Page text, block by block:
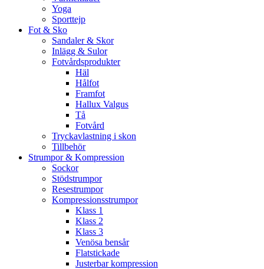
Yoga
Sporttejp
Fot & Sko
Sandaler & Skor
Inlägg & Sulor
Fotvårdsprodukter
Häl
Hålfot
Framfot
Hallux Valgus
Tå
Fotvård
Tryckavlastning i skon
Tillbehör
Strumpor & Kompression
Sockor
Stödstrumpor
Resestrumpor
Kompressionsstrumpor
Klass 1
Klass 2
Klass 3
Venösa bensår
Flatstickade
Justerbar kompression